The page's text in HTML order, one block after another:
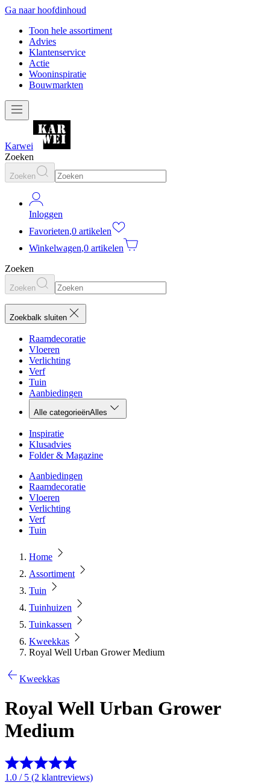
Ga naar hoofdinhoud
Toon hele assortiment
Advies
Klantenservice
Actie
Wooninspiratie
Bouwmarkten
Karwei
Zoeken
Zoeken
Inloggen
Favorieten,0 artikelen
Winkelwagen,0 artikelen
Zoeken
Zoeken
Zoekbalk sluiten
Raamdecoratie
Vloeren
Verlichting
Verf
Tuin
Aanbiedingen
Alle categorieënAlles
Inspiratie
Klusadvies
Folder & Magazine
Aanbiedingen
Raamdecoratie
Vloeren
Verlichting
Verf
Tuin
Home
Assortiment
Tuin
Tuinhuizen
Tuinkassen
Kweekkas
Royal Well Urban Grower Medium
Kweekkas
Royal Well Urban Grower
Medium
1.0 / 5 (2 klantreviews)